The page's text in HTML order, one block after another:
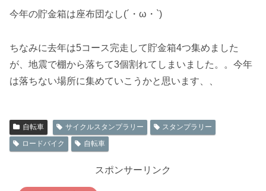
今年の貯金箱は座布団なし(´・ω・`)
ちなみに去年は5コース完走して貯金箱4つ集めました
が、地震で棚から落ちて3個割れてしまいました。。今年
は落ちない場所に集めていこうかと思います、、
自転車 サイクルスタンプラリー
スタンプラリー
ロードバイク
自転車
スポンサーリンク